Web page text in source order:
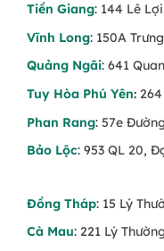
Tiền Giang: 144 Lê
Vĩnh Long: 150A
Quảng Ngãi: 641
Tuy Hòa Phú Yên:264
Phan Rang: 57e
Bảo Lộc: 953 QL 20,
Đồng Tháp: 15 Lý
Cà Mau: 221 Lý